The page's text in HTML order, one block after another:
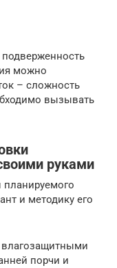
можно
– сложность
вызывать
руками
и методику его
влагозащитными
порчи и